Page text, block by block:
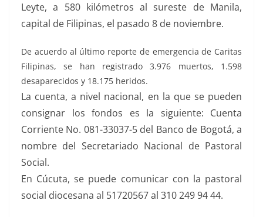
Leyte, a 580 kilómetros al sureste de Manila,
capital de Filipinas, el pasado 8 de noviembre.
De acuerdo al último reporte de emergencia de Caritas
Filipinas, se han registrado 3.976 muertos, 1.598
desaparecidos y 18.175 heridos.
La cuenta, a nivel nacional, en la que se pueden
consignar los fondos es la siguiente: Cuenta
Corriente No. 081-33037-5 del Banco de Bogotá, a
nombre del Secretariado Nacional de Pastoral
Social.
En Cúcuta, se puede comunicar con la pastoral
social diocesana al 51720567 al 310 249 94 44.